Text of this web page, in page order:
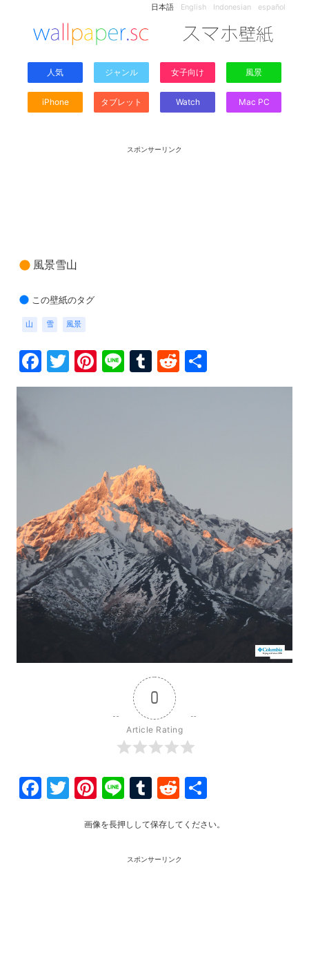
日本語 English Indonesian español
人気 ジャンル 女子向け 風景
iPhone タブレット Watch Mac PC
スポンサーリンク
風景雪山
この壁紙のタグ
山 雪 風景
Facebook
Twitter
Pinterest
LineTumblr
Reddit
有
0
Article Rating
Facebook
Twitter
Pinterest
LineTumblr
Reddit
画像を長押しして保存してください。
スポンサーリンク